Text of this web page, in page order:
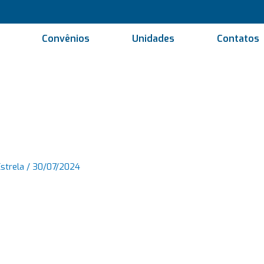
Convênios Unidades Contatos
/ 30/07/2024